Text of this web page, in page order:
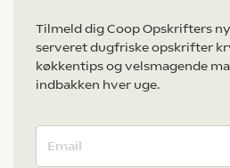
Tilmeld dig Coop Opskrifters
serveret dugfriske opskrifter
køkkentips og velsmagende
indbakken hver uge.